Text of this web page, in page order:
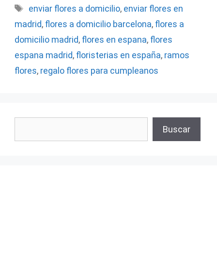
Etiquetas
enviar flores a domicilio, enviar flores en
madrid, flores a domicilio barcelona, flores a
domicilio madrid, flores en espana, flores
espana madrid, floristerias en españa, ramos
flores, regalo flores para cumpleanos
Buscar